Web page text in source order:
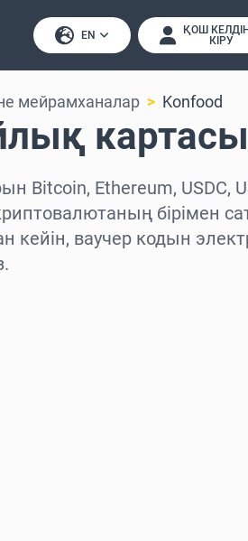
EN
ҚОШ
КІРУ
мейрамханалар Konfood
картасы
Bitcoin, Ethereum, USDC,
бірімен
кейін, ваучер кодын